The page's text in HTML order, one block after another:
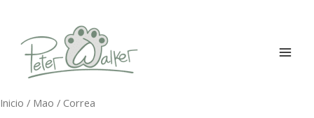
contenido
Inicio / Mao / Correa